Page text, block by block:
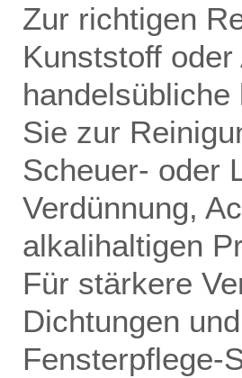
Zur richtigen
Kunststoff
Sie zur
Scheuer- oder
Verdünnung,
alkalihaltigen
Für stär­kere
Dichtungen
Fensterpflege-